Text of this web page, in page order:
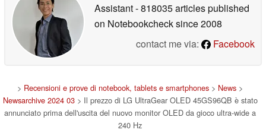
Assistant- 818035 articles published
on Notebookchecksince 2008
contact me via:
Facebook
> Recensioni e prove di notebook, tablets e smartphones > News >
Newsarchive 2024 03> Il prezzo di LG UltraGear OLED 45GS96QB è stato
annunciato prima dell'uscita del nuovo monitor OLED da gioco ultra-wide a
240 Hz